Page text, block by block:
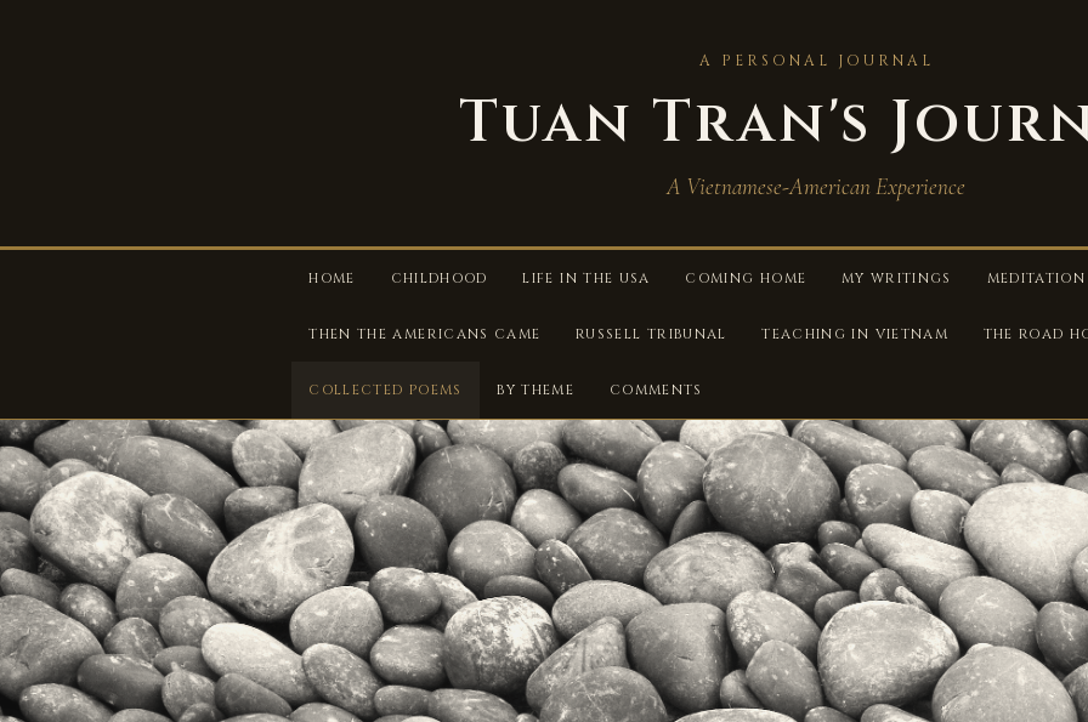
A PERSONAL JOURNAL
Tuan Tran's
A Vietnamese-American Experience
HOME CHILDHOOD LIFE IN THE USA COMING HOME MY WRITINGS MEDITATION
THEN THE AMERICANS CAME RUSSELL TRIBUNAL TEACHING IN VIETNAM THE ROAD
COLLECTED POEMS BY THEME COMMENTS